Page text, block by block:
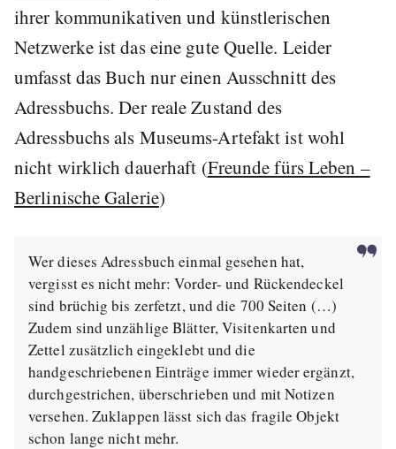
ihrer kommunikativen und künstlerischen
Netzwerke ist das eine gute Quelle. Leider
umfasst das Buch nur einen Ausschnitt des
Adressbuchs. Der reale Zustand des
Adressbuchs als Museums-Artefakt ist wohl
nicht wirklich dauerhaft (Freunde fürs Leben –
Berlinische Galerie)
Wer dieses Adressbuch einmal gesehen hat,
vergisst es nicht mehr: Vorder- und Rückendeckel
sind brüchig bis zerfetzt, und die 700 Seiten (…)
Zudem sind unzählige Blätter, Visitenkarten und
Zettel zusätzlich eingeklebt und die
handgeschriebenen Einträge immer wieder ergänzt,
durchgestrichen, überschrieben und mit Notizen
versehen. Zuklappen lässt sich das fragile Objekt
schon lange nicht mehr.